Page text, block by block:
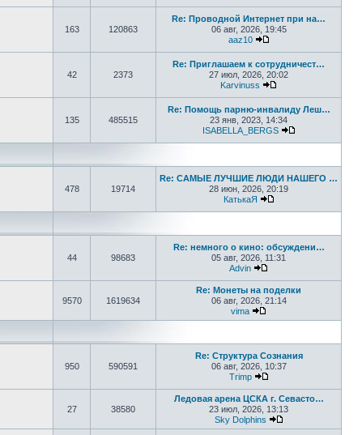
163 120863
Re: Проводной Интернет при на…
06 авг, 2026, 19:45
aaz10
42 2373
Re: Приглашаем к сотрудничест…
27 июл, 2026, 20:02
Karvinuss
135 485515
Re: Помощь парню-инвалиду Леш…
23 янв, 2023, 14:34
ISABELLA_BERGS
478 19714
Re: САМЫЕ ЛУЧШИЕ ЛЮДИ НАШЕГО …
28 июн, 2026, 20:19
КатькаЯ
44 98683
Re: немного о кино: обсуждени…
05 авг, 2026, 11:31
Advin
9570 1619634
Re: Монеты на поделки
06 авг, 2026, 21:14
vima
Перейти к
950 590591
Re: Структура Сознания
06 авг, 2026, 10:37
Trimp
27 38580
Ледовая арена ЦСКА г. Севасто…
23 июл, 2026, 13:13
Sky Dolphins
Перейти к